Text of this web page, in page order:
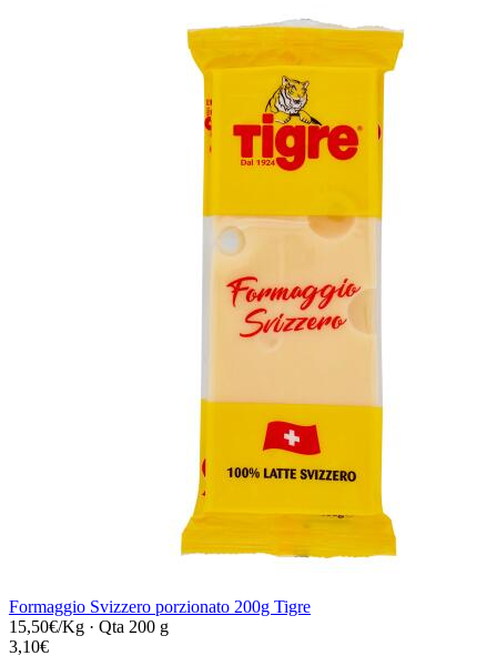
Formaggio Svizzero porzionato 200g Tigre
15,50€/Kg · Qta 200 g
3,10€